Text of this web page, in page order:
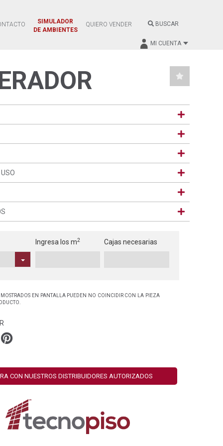
SIMULADOR
DE AMBIENTES
QUIERO VENDER BUSCAR
MI CUENTA
Ingresa los m2 Cajas necesarias
MOSTRADOS EN PANTALLA PUEDEN NO COINCIDIR CON LA PIEZA
CON NUESTROS DISTRIBUIDORES AUTORIZADOS